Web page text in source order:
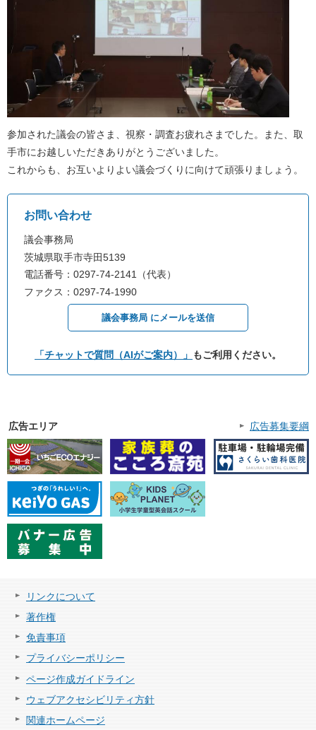
参加された議会の皆さま、視察・調査お疲れさまでした。また、取
手市にお越しいただきありがとうございました。
これからも、お互いよりよい議会づくりに向けて頑張りましょう。
お問い合わせ
議会事務局
茨城県取手市寺田5139
電話番号：0297-74-2141（代表）
ファクス：0297-74-1990
議会事務局 にメールを送信
「チャットで質問（AIがご案内）」 もご利用ください。
広告エリア 広告募集要綱
リンクについて
著作権
免責事項
プライバシーポリシー
ページ作成ガイドライン
ウェブアクセシビリティ方針
関連ホームページ